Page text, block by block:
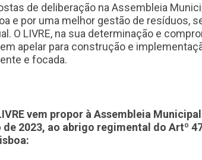
de deliberação na Assembleia
e por uma melhor gestão de resíduos,
O LIVRE, na sua determinação e
apelar para construção e
e focada.
vem propor à Assembleia
2023, ao abrigo regimental do Artº